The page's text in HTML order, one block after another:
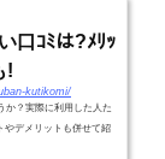
口ｺﾐは?ﾒﾘｯ
!
kutikomi/
か？実際に利用した人た
やデメリットも併せて紹